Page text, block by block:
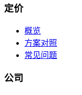
定价
概览
方案对照
常见问题
公司